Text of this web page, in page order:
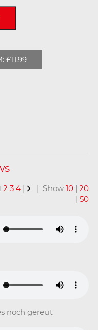
£11.99
2 3 4 | | Show10 |20
|50
noch gereut